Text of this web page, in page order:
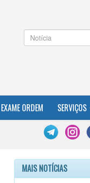
EXAME ORDEM SERVIÇOS
MAIS NOTÍCIAS